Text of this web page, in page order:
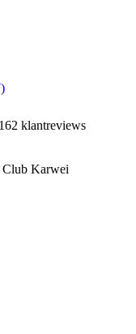
klantreviews
Club Karwei